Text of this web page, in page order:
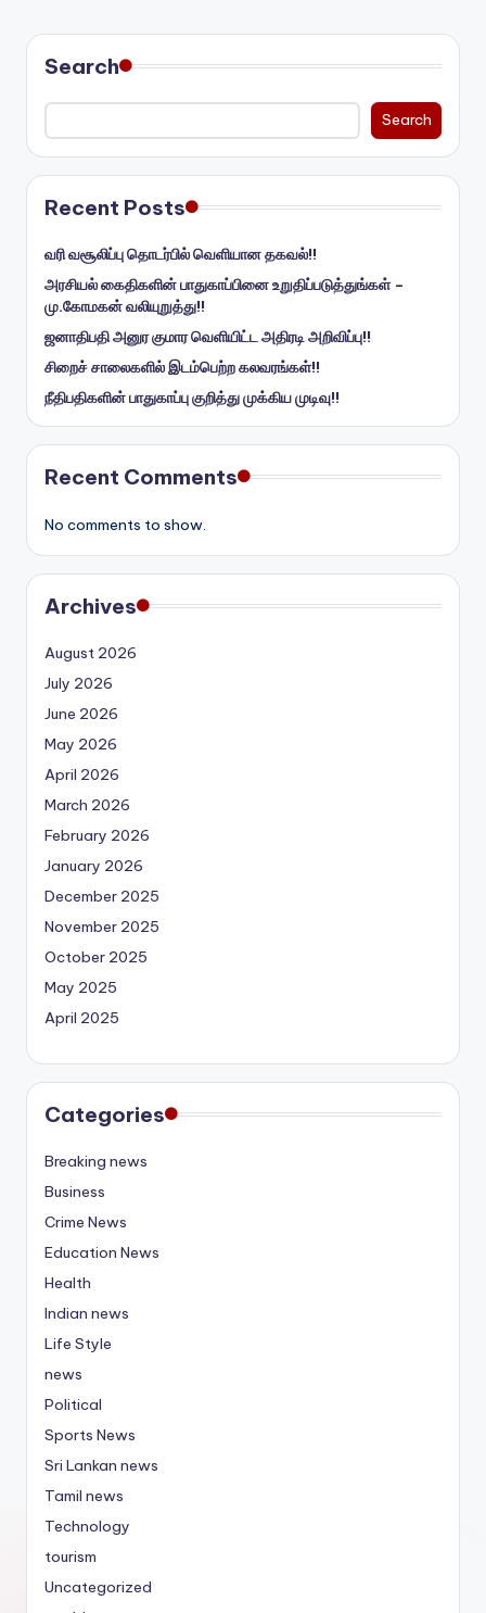
Search
Search
Recent Posts
வரி வசூலிப்பு தொடர்பில் வெளியான தகவல்!!
அரசியல் கைதிகளின் பாதுகாப்பினை உறுதிப்படுத்துங்கள் –
மு.கோமகன் வலியுறுத்து!!
ஜனாதிபதி அனுர குமார வெளியிட்ட அதிரடி அறிவிப்பு!!
சிறைச் சாலைகளில் இடம்பெற்ற கலவரங்கள்!!
நீதிபதிகளின் பாதுகாப்பு குறித்து முக்கிய முடிவு!!
Recent Comments
No comments to show.
Archives
August 2026
July 2026
June 2026
May 2026
April 2026
March 2026
February 2026
January 2026
December 2025
November 2025
October 2025
May 2025
April 2025
Categories
Breaking news
Business
Crime News
Education News
Health
Indian news
Life Style
news
Political
Sports News
Sri Lankan news
Tamil news
Technology
tourism
Uncategorized